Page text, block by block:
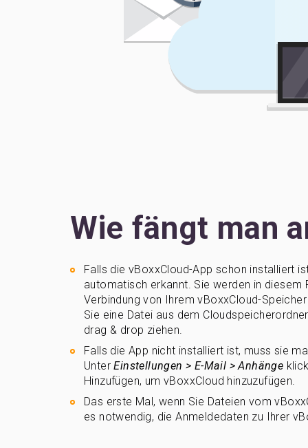
Wie fängt man
Falls die vBoxxCloud-App schon installiert
automatisch erkannt. Sie werden in diesem
Verbindung von Ihrem vBoxxCloud-
Sie eine Datei aus dem
drag & drop ziehen.
Falls die App nicht installiert ist, muss sie
UnterEinstellungen > E-Mail > Anhänge
Hinzufügen, um vBoxxCloud hinzuzufügen.
Das erste Mal, wenn Sie Dateien vom
es notwendig, die Anmeldedaten zu Ihrer